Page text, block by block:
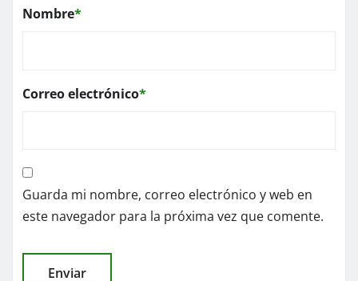
Nombre*
Correo electrónico*
Guarda mi nombre, correo electrónico y web en
este navegador para la próxima vez que comente.